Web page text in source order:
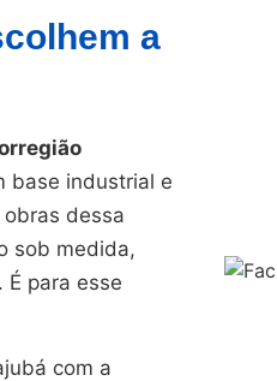
a
base industrial e
dessa
sob medida,
para esse
com a